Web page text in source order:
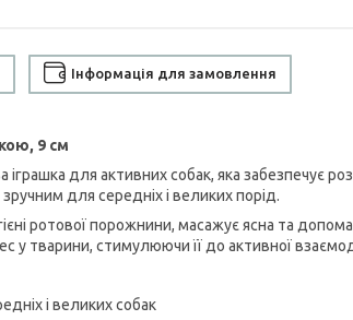
Інформація для замовлення
9 см
для активних собак, яка забезпечує
для середніх і великих порід.
ротової порожнини, масажує ясна та
у тварини, стимулюючи її до активної
і великих собак